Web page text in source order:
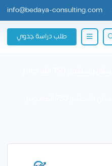
info@bedaya-consulting.com
طلب دراسة جدوي